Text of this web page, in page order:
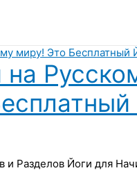
и Разделов Йоги для